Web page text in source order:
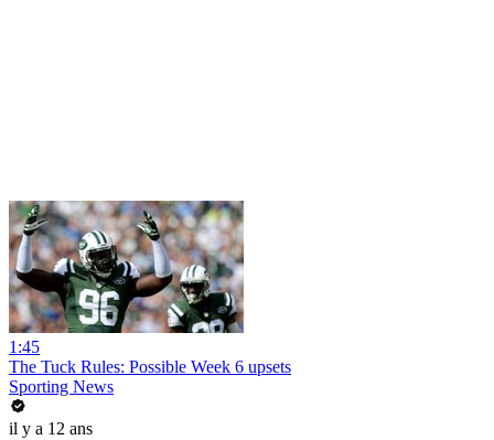
1:45
The Tuck Rules: Possible Week 6 upsets
Sporting News
il y a 12 ans